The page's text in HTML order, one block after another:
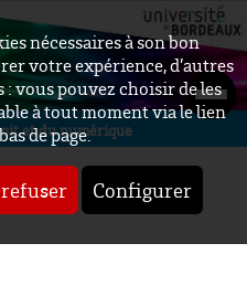
nécessaires à son bon
votre expérience, d’autres
vous pouvez choisir de les
à tout moment via le lien
de page.
Configurer
et du numérique